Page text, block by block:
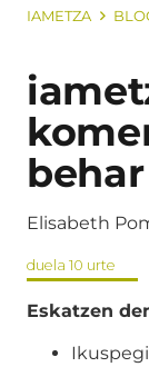
IAMETZA
Elisabeth
duela 10 urte
Eskatzen